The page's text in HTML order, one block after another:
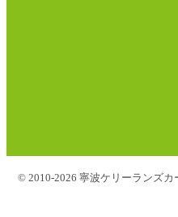
© 2010-2026 寧波ケリーランズ